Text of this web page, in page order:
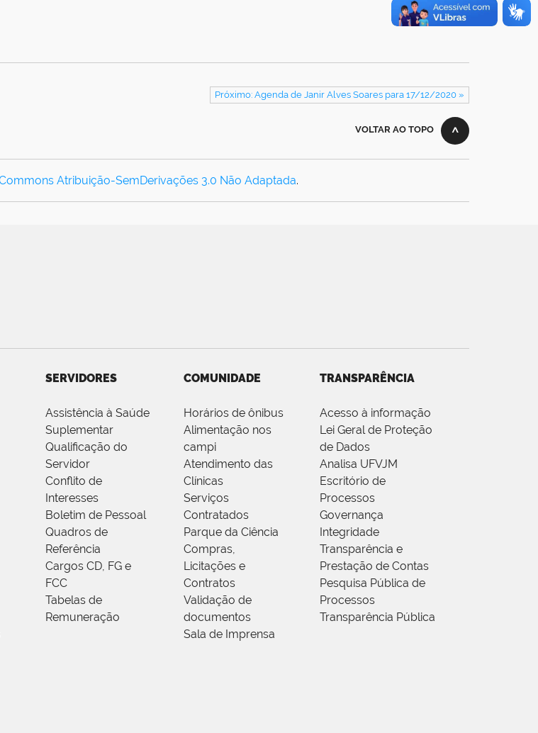
Próximo: Agenda de Janir Alves Soares para 17/12/2020 »
VOLTAR AO TOPO
Atribuição-SemDerivações 3.0 Não Adaptada.
SERVIDORES
Assistência à Saúde
Suplementar
Qualificação do
Servidor
Conflito de
Interesses
Boletim de Pessoal
Quadros de
Referência
Cargos CD, FG e
FCC
Tabelas de
Remuneração
COMUNIDADE
Horários de ônibus
Alimentação nos
campi
Atendimento das
Clínicas
Serviços
Contratados
Parque da Ciência
Compras,
Licitações e
Contratos
Validação de
documentos
Sala de Imprensa
TRANSPARÊNCIA
Acesso à informação
Lei Geral de Proteção
de Dados
Analisa UFVJM
Escritório de
Processos
Governança
Integridade
Transparência e
Prestação de Contas
Pesquisa Pública de
Processos
Transparência Pública